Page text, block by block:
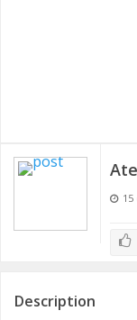
Description